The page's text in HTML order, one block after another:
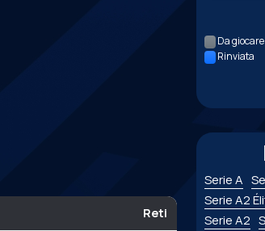
Reti
Da giocare
Rinviata
Serie A
Serie A2
Serie A2